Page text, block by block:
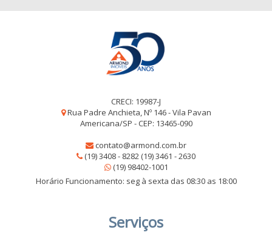
CRECI: 19987-J
Rua Padre Anchieta, Nº 146 - Vila Pavan
Americana/SP - CEP: 13465-090
contato@armond.com.br
(19) 3408 - 8282 (19) 3461 - 2630
(19) 98402-1001
Horário Funcionamento: seg à sexta das 08:30 as 18:00
Serviços